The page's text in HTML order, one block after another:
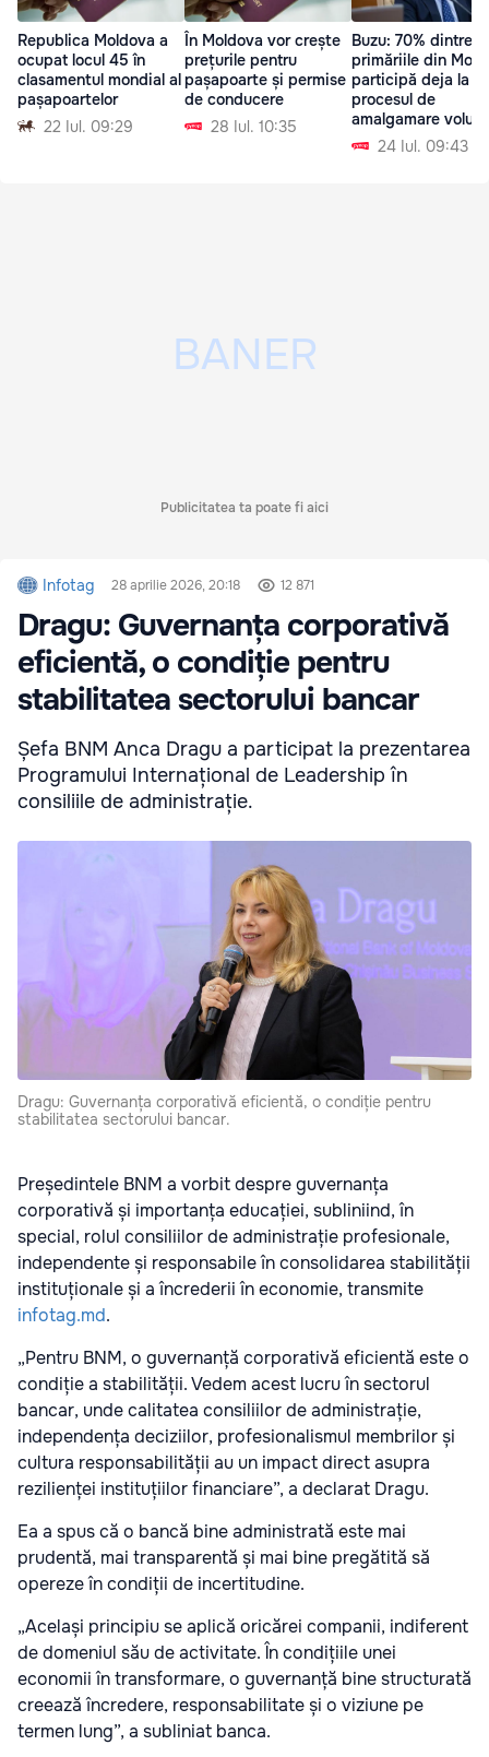
Republica Moldova a
ocupat locul 45 în
clasamentul mondial al
pașapoartelor
22 Iul. 09:29
În Moldova vor crește
prețurile pentru
pașapoarte și permise
de conducere
28 Iul. 10:35
Buzu: 70% dintre
primăriile din
participă deja la
procesul de
amalgamare
24 Iul. 09:43
Publicitatea ta poate fi aici
Infotag 28 aprilie 2026, 20:18 12 871
Dragu: Guvernanța corporativă
eficientă, o condiție pentru
stabilitatea sectorului bancar
Șefa BNM Anca Dragu a participat la prezentarea
Programului Internațional de Leadership în
consiliile de administrație.
Dragu: Guvernanța corporativă eficientă, o condiție pentru
stabilitatea sectorului bancar.
Președintele BNM a vorbit despre guvernanța
corporativă și importanța educației, subliniind, în
special, rolul consiliilor de administrație profesionale,
independente și responsabile în consolidarea stabilității
instituționale și a încrederii în economie, transmite
infotag.md.
„Pentru BNM, o guvernanță corporativă eficientă este o
condiție a stabilității. Vedem acest lucru în sectorul
bancar, unde calitatea consiliilor de administrație,
independența deciziilor, profesionalismul membrilor și
cultura responsabilității au un impact direct asupra
rezilienței instituțiilor financiare”, a declarat Dragu.
Ea a spus că o bancă bine administrată este mai
prudentă, mai transparentă și mai bine pregătită să
opereze în condiții de incertitudine.
„Același principiu se aplică oricărei companii, indiferent
de domeniul său de activitate. În condițiile unei
economii în transformare, o guvernanță bine structurată
creează încredere, responsabilitate și o viziune pe
termen lung”, a subliniat banca.